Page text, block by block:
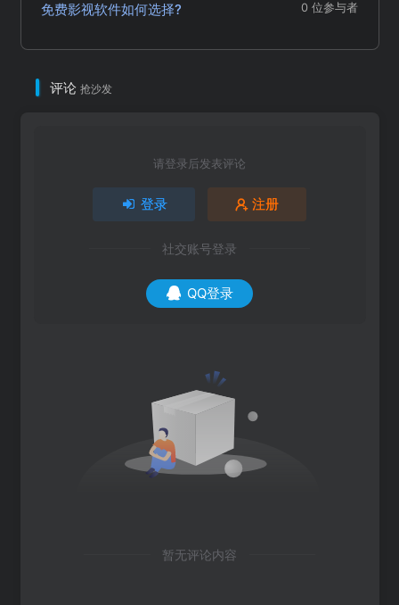
免费影视软件如何选择? 0 位参与者
评论 抢沙发
请登录后发表评论
登录 注册
社交账号登录
QQ登录
暂无评论内容